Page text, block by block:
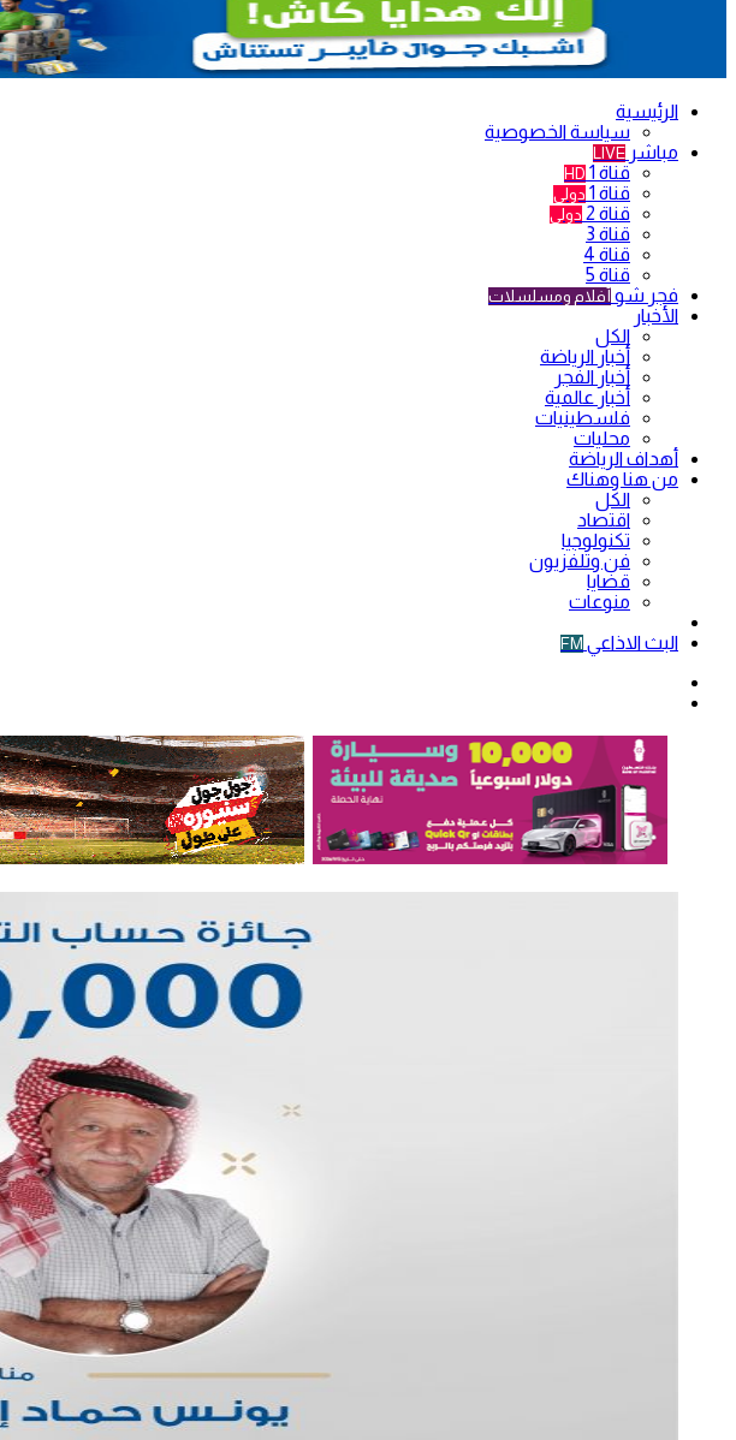
الرئيسية
سياسة الخصوصية
مباشر LIVE
قناة 1 HD
قناة 1 دولي
قناة 2 دولي
قناة 3
قناة 4
قناة 5
فجر شو أفلام ومسلسلات
الأخبار
الكل
أخبار الرياضة
أخبار الفجر
أخبار عالمية
فلسطينيات
محليات
أهداف الرياضة
من هنا وهناك
الكل
اقتصاد
تكنولوجيا
فن وتلفزيون
قضايا
منوعات
البث الاذاعي FM